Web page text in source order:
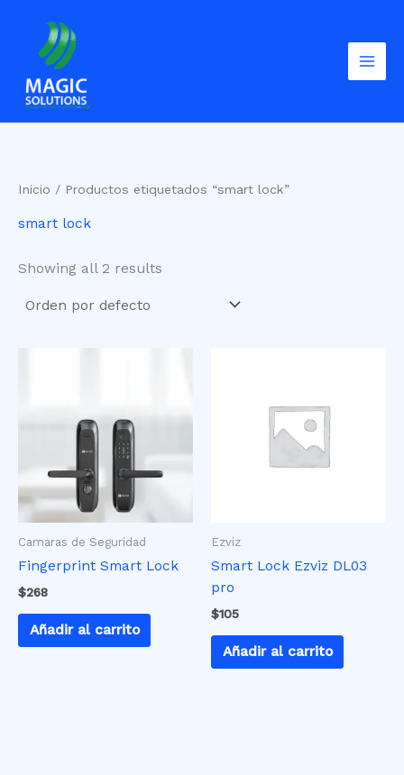
contenido
Inicio / Productos etiquetados “smart lock”
smart lock
Showing all 2 results
Camaras de Seguridad
Fingerprint Smart Lock
$268
Añadir al carrito
Ezviz
Smart Lock Ezviz DL03
pro
$105
Añadir al carrito